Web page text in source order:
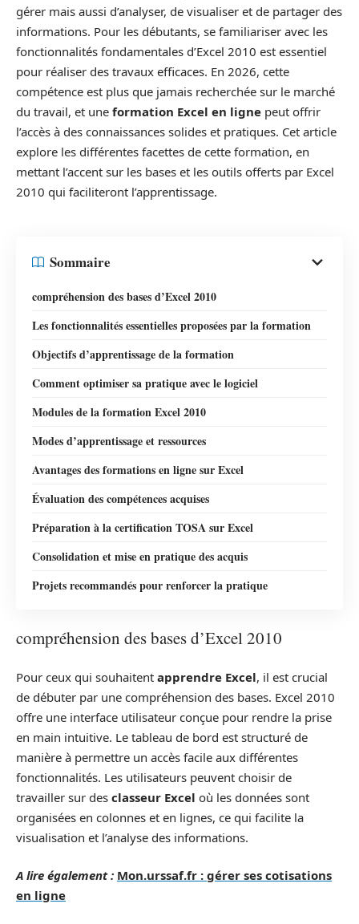
gérer mais aussi d’analyser, de visualiser et de partager des
informations. Pour les débutants, se familiariser avec les
fonctionnalités fondamentales d’Excel 2010 est essentiel
pour réaliser des travaux efficaces. En 2026, cette
compétence est plus que jamais recherchée sur le marché
du travail, et une formation Excel en ligne peut offrir
l’accès à des connaissances solides et pratiques. Cet article
explore les différentes facettes de cette formation, en
mettant l’accent sur les bases et les outils offerts par Excel
2010 qui faciliteront l’apprentissage.
Sommaire
compréhension des bases d’Excel 2010
Les fonctionnalités essentielles proposées par la formation
Objectifs d’apprentissage de la formation
Comment optimiser sa pratique avec le logiciel
Modules de la formation Excel 2010
Modes d’apprentissage et ressources
Avantages des formations en ligne sur Excel
Évaluation des compétences acquises
Préparation à la certification TOSA sur Excel
Consolidation et mise en pratique des acquis
Projets recommandés pour renforcer la pratique
compréhension des bases d’Excel 2010
Pour ceux qui souhaitent apprendre Excel, il est crucial
de débuter par une compréhension des bases. Excel 2010
offre une interface utilisateur conçue pour rendre la prise
en main intuitive. Le tableau de bord est structuré de
manière à permettre un accès facile aux différentes
fonctionnalités. Les utilisateurs peuvent choisir de
travailler sur des classeur Excel où les données sont
organisées en colonnes et en lignes, ce qui facilite la
visualisation et l’analyse des informations.
A lire également : Mon.urssaf.fr : gérer ses cotisations
en ligne